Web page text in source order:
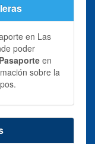
en Las
poder
en
sobre la